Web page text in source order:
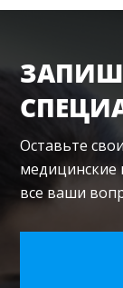
Оставьте
медицинские
все ваши